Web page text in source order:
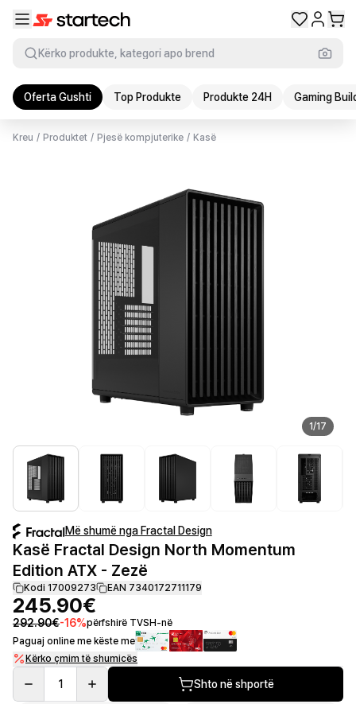
Kërko produkte, kategori apo brend
Oferta Gushti Top Produkte Produkte 24H Gaming
Kreu / Produktet / Pjesë kompjuterike / Kasë
1/17
Më shumë nga Fractal Design
Kasë Fractal Design North Momentum
Edition ATX - Zezë
Kodi 17009273 EAN 7340172711179
245.90€
292.90€-16%përfshirë TVSH-në
Paguaj online me këste me
Kërko çmim të shumicës
1 Shto në shportë